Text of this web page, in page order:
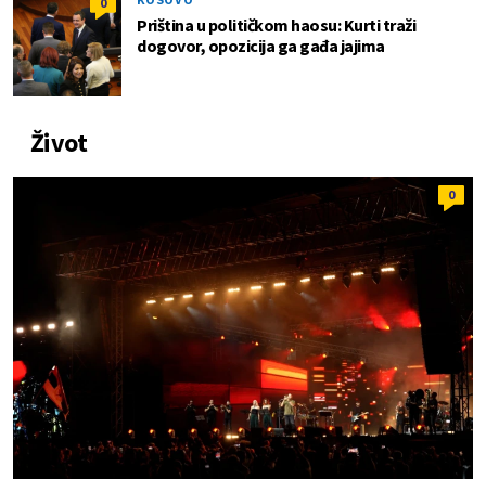
Priština u političkom haosu: Kurti traži
dogovor, opozicija ga gađa jajima
Život
0